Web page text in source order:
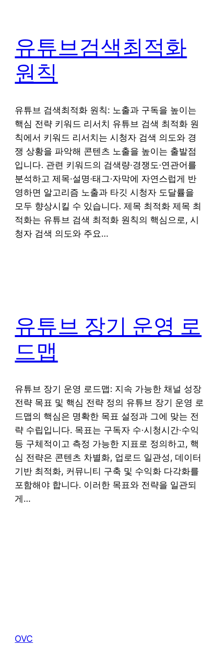
유튜브검색최적화
원칙
유튜브 검색최적화 원칙: 노출과 구독을 높이는
핵심 전략 키워드 리서치 유튜브 검색 최적화 원
칙에서 키워드 리서치는 시청자 검색 의도와 경
쟁 상황을 파악해 콘텐츠 노출을 높이는 출발점
입니다. 관련 키워드의 검색량·경쟁도·연관어를
분석하고 제목·설명·태그·자막에 자연스럽게 반
영하면 알고리즘 노출과 타깃 시청자 도달률을
모두 향상시킬 수 있습니다. 제목 최적화 제목 최
적화는 유튜브 검색 최적화 원칙의 핵심으로, 시
청자 검색 의도와 주요…
유튜브 장기 운영 로
드맵
유튜브 장기 운영 로드맵: 지속 가능한 채널 성장
전략 목표 및 핵심 전략 정의 유튜브 장기 운영 로
드맵의 핵심은 명확한 목표 설정과 그에 맞는 전
략 수립입니다. 목표는 구독자 수·시청시간·수익
등 구체적이고 측정 가능한 지표로 정의하고, 핵
심 전략은 콘텐츠 차별화, 업로드 일관성, 데이터
기반 최적화, 커뮤니티 구축 및 수익화 다각화를
포함해야 합니다. 이러한 목표와 전략을 일관되
게…
OVC